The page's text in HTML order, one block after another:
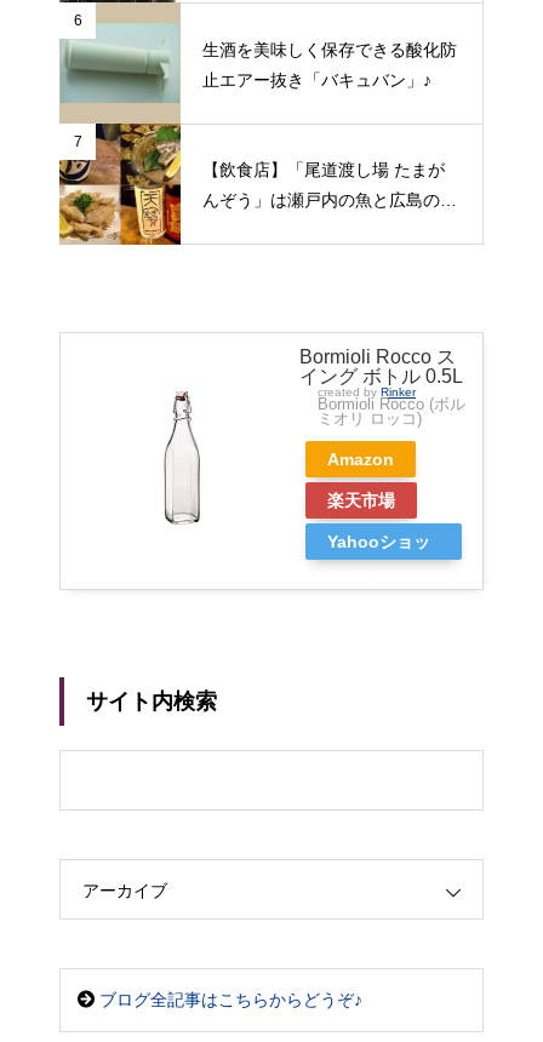
6
生酒を美味しく保存できる酸化防
止エアー抜き「バキュバン」♪
7
【飲食店】「尾道渡し場 たまが
んぞう」は瀬戸内の魚と広島の日
Bormioli Rocco ス
イング ボトル 0.5L
created by Rinker
Bormioli Rocco (ボル
ミオリ ロッコ)
Amazon
楽天市場
Yahooショッ
サイト内検索
アーカイブ
ブログ全記事はこちらからどうぞ♪